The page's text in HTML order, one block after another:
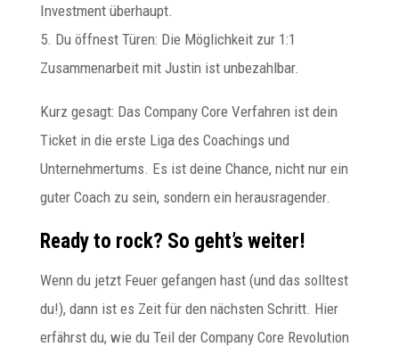
Investment überhaupt.
5. Du öffnest Türen: Die Möglichkeit zur 1:1
Zusammenarbeit mit Justin ist unbezahlbar.
Kurz gesagt: Das Company Core Verfahren ist dein
Ticket in die erste Liga des Coachings und
Unternehmertums. Es ist deine Chance, nicht nur ein
guter Coach zu sein, sondern ein herausragender.
Ready to rock? So geht’s weiter!
Wenn du jetzt Feuer gefangen hast (und das solltest
du!), dann ist es Zeit für den nächsten Schritt. Hier
erfährst du, wie du Teil der Company Core Revolution